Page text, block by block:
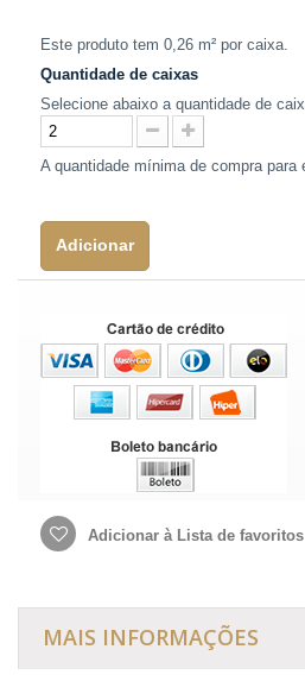
Este produto tem 0,26 m² por caixa.
Quantidade de caixas
Selecione abaixo a quantidade de
A quantidade mínima de compra para
Adicionar
Adicionar à Lista de favoritos
MAIS INFORMAÇÕES